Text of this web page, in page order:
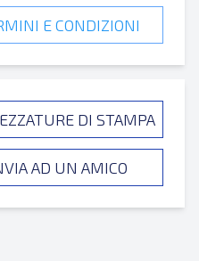
E CONDIZIONI
DI STAMPA
AD UN AMICO